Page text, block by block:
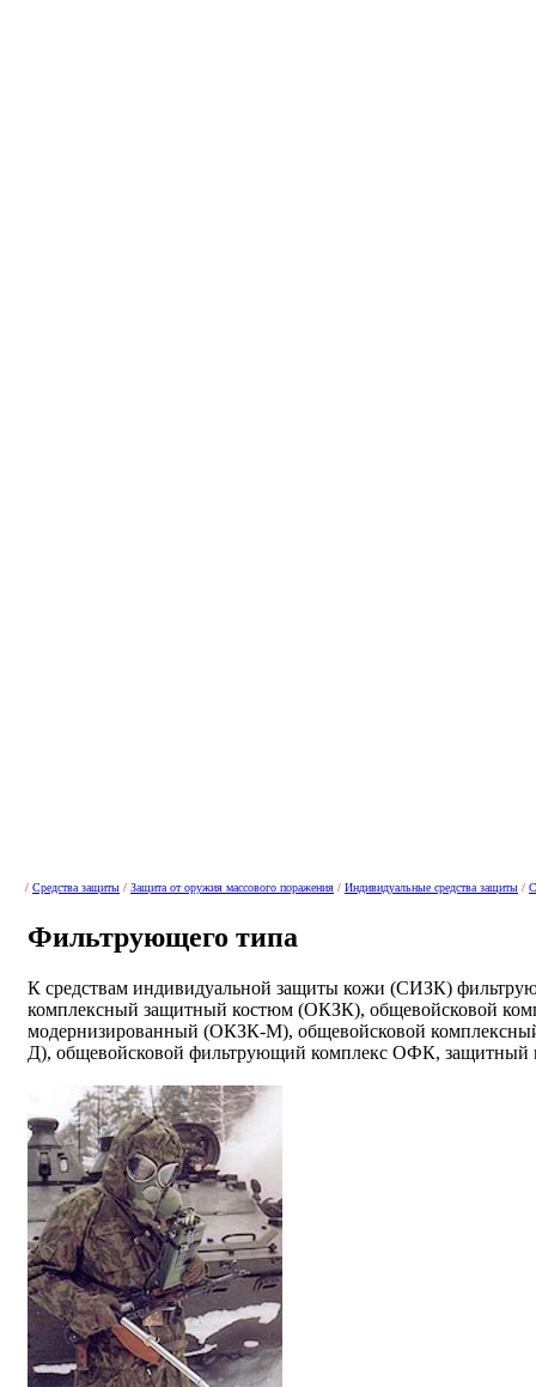
/ Средства защиты / Защита от оружия массового поражения / Индивидуальные средства защиты /
Фильтрующего типа
К средствам индивидуальной защиты кожи (СИЗК)
комплексный защитный костюм (ОКЗК), общевойсковой
модернизированный (ОКЗК-М), общевойсковой
Д), общевойсковой фильтрующий комплекс ОФК,